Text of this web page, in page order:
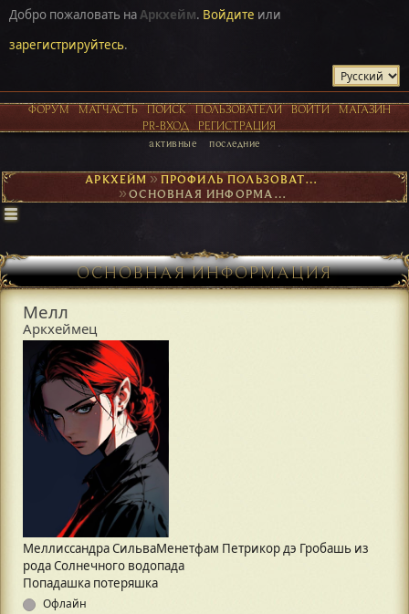
Добро пожаловать наАркхейм. Войдите или
зарегистрируйтесь.
ФОРУМ МАТЧАСТЬ ПОИСК ПОЛЬЗОВАТЕЛИ ВОЙТИ
МАГАЗИН
PR-ВХОД
РЕГИСТРАЦИЯ
активные последние
АРКХЕЙМ► ПРОФИЛЬ ПОЛЬЗОВАТЕЛЯ МЕЛЛ
► ОСНОВНАЯ ИНФОРМАЦИЯ
ОСНОВНАЯ ИНФОРМАЦИЯ
Мелл
Аркхеймец
Меллиссандра СильваМенетфам Петрикор дэ Гробашь из
рода Солнечного водопада
Попадашка потеряшка
Офлайн